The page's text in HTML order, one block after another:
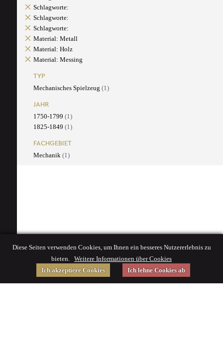
Schlagworte:
Schlagworte:
Schlagworte:
Material: Metall
Material: Holz
Material: Messing
TYP
Mechanisches Spielzeug (1)
JAHR
1750-1799 (1)
1825-1849 (1)
FACHGEBIET
Mechanik (1)
Diese Seiten verwenden Cookies, um Ihnen ein besseres Nutzererlebnis zu
bieten. Weitere Informationen über Cookies
Ich akzeptiere Cookies
Ich lehne Cookies ab